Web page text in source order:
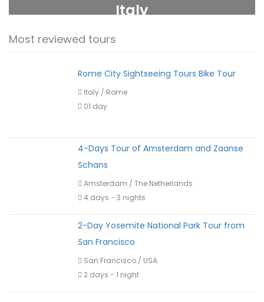
Italy
Most reviewed tours
Rome City Sightseeing Tours Bike Tour
Italy / Rome
01 day
4-Days Tour of Amsterdam and Zaanse
Schans
Amsterdam / The Netherlands
4 days - 3 nights
2-Day Yosemite National Park Tour from
San Francisco
San Francisco / USA
2 days - 1 night